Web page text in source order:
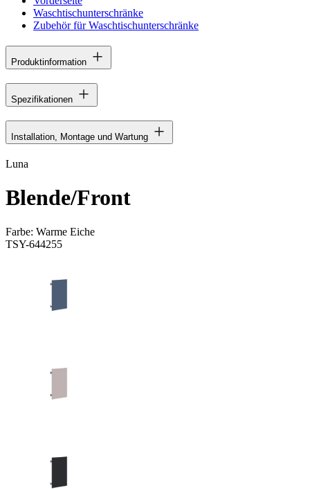
Waschtischunterschränke
Zubehör für Waschtischunterschränke
Produktinformation
Spezifikationen
Installation, Montage und Wartung
Luna
Blende/Front
Farbe: Warme Eiche
TSY-644255